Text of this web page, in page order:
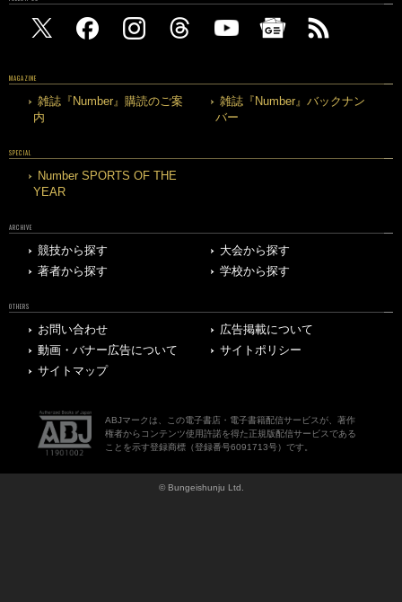
MAGAZINE
雑誌『Number』購読のご案
内
雑誌『Number』バックナン
バー
SPECIAL
Number SPORTS OF THE
YEAR
ARCHIVE
競技から探す
大会から探す
著者から探す
学校から探す
OTHERS
お問い合わせ
広告掲載について
動画・バナー広告について
サイトポリシー
サイトマップ
ABJマークは、この電子書店・電子書籍配信サービスが、著作
権者からコンテンツ使用許諾を得た正規版配信サービスである
ことを示す登録商標（登録番号6091713号）です。
© Bungeishunju Ltd.